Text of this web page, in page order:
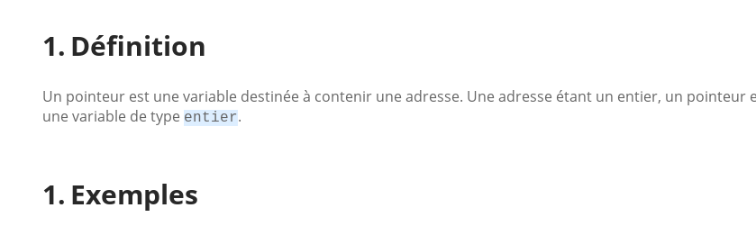
Définition
Un pointeur est une variable destinée à contenir une adresse. Une adresse étant un entier, un pointeur
une variable de type entier.
Exemples